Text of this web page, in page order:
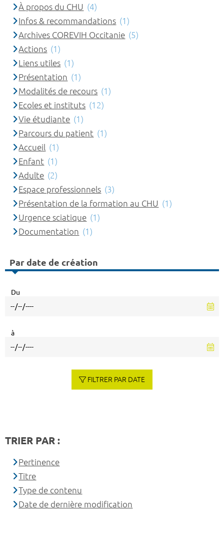
À propos du CHU (4)
Infos & recommandations (1)
Archives COREVIH Occitanie (5)
Actions (1)
Liens utiles (1)
Présentation (1)
Modalités de recours (1)
Ecoles et instituts (12)
Vie étudiante (1)
Parcours du patient (1)
Accueil (1)
Enfant (1)
Adulte (2)
Espace professionnels (3)
Présentation de la formation au CHU (1)
Urgence sciatique (1)
Documentation (1)
Par date de création
Du
à
FILTRER PAR DATE
TRIER PAR :
Pertinence
Titre
Type de contenu
Date de dernière modification